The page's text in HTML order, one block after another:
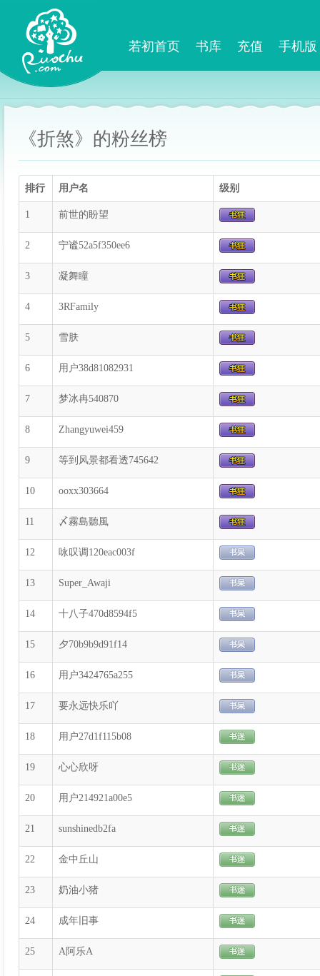
若初首页 书库 充值 手机版
《折煞》的粉丝榜
排行 用户名 级别
1 前世的盼望
2 宁谧52a5f350ee6
3 凝舞瞳
4 3RFamily
5 雪肤
6 用户38d81082931
7 梦冰冉540870
8 Zhangyuwei459
9 等到风景都看透745642
10 ooxx303664
11 〆霧島聽風
12 咏叹调120eac003f
13 Super_Awaji
14 十八子470d8594f5
15 夕70b9b9d91f14
16 用户3424765a255
17 要永远快乐吖
18 用户27d1f115b08
19 心心欣呀
20 用户214921a00e5
21 sunshinedb2fa
22 金中丘山
23 奶油小猪
24 成年旧事
25 A阿乐A